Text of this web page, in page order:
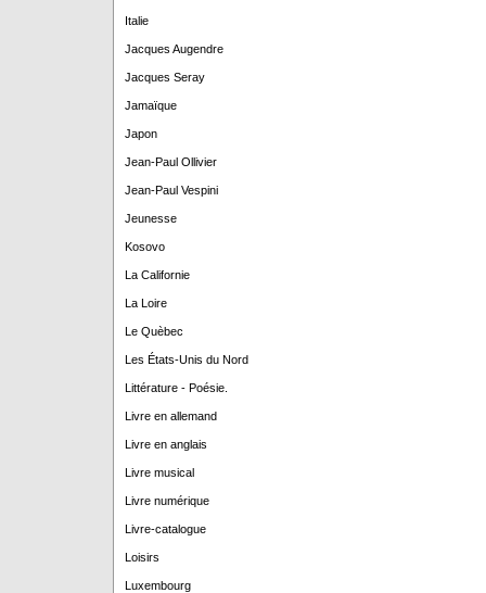
Italie
Jacques Augendre
Jacques Seray
Jamaïque
Japon
Jean-Paul Ollivier
Jean-Paul Vespini
Jeunesse
Kosovo
La Californie
La Loire
Le Quèbec
Les États-Unis du Nord
Littérature - Poésie.
Livre en allemand
Livre en anglais
Livre musical
Livre numérique
Livre-catalogue
Loisirs
Luxembourg